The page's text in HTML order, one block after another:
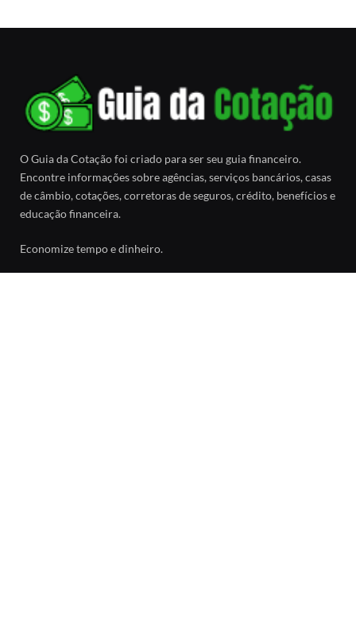
O Guia da Cotação foi criado para ser seu guia financeiro.
Encontre informações sobre agências, serviços bancários, casas
de câmbio, cotações, corretoras de seguros, crédito, benefícios e
educação financeira.
Economize tempo e dinheiro.